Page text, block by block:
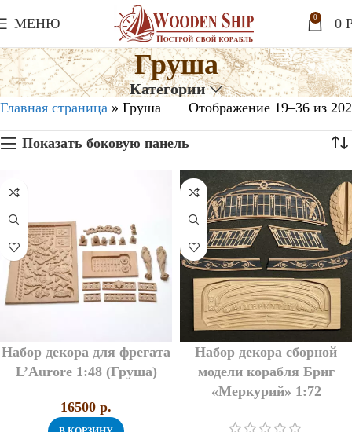
МЕНЮ 0 0
Груша
Категории
Главная страница » Груша Отображение 19–36 из 202
Показать боковую панель
Набор декора для фрегата
L’Aurore 1:48 (Груша)
16500 p.
Набор декора сборной
модели корабля Бриг
«Меркурий» 1:72